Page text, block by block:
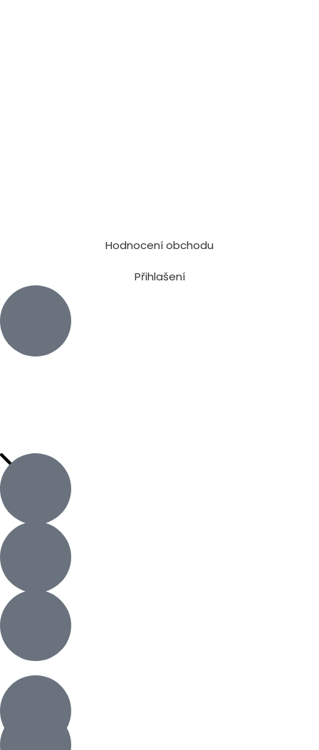
Hodnocení obchodu
Přihlašení